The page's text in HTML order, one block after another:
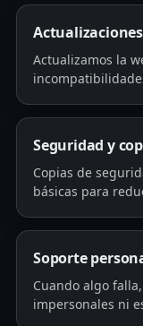
Actualizamos la
Seguridad y
Copias de
básicas para
Soporte
Cuando algo
impersonales ni